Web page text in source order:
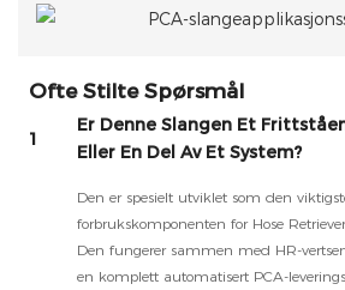
Ofte Stilte Spørsmål
1
Er Denne Slangen Et
Eller En Del Av Et System?
Den er spesielt utviklet som den
forbrukskomponenten for Hose
Den fungerer sammen med HR-
en komplett automatisert PCA-